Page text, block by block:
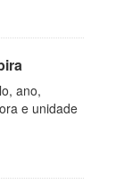
ano,
e unidade